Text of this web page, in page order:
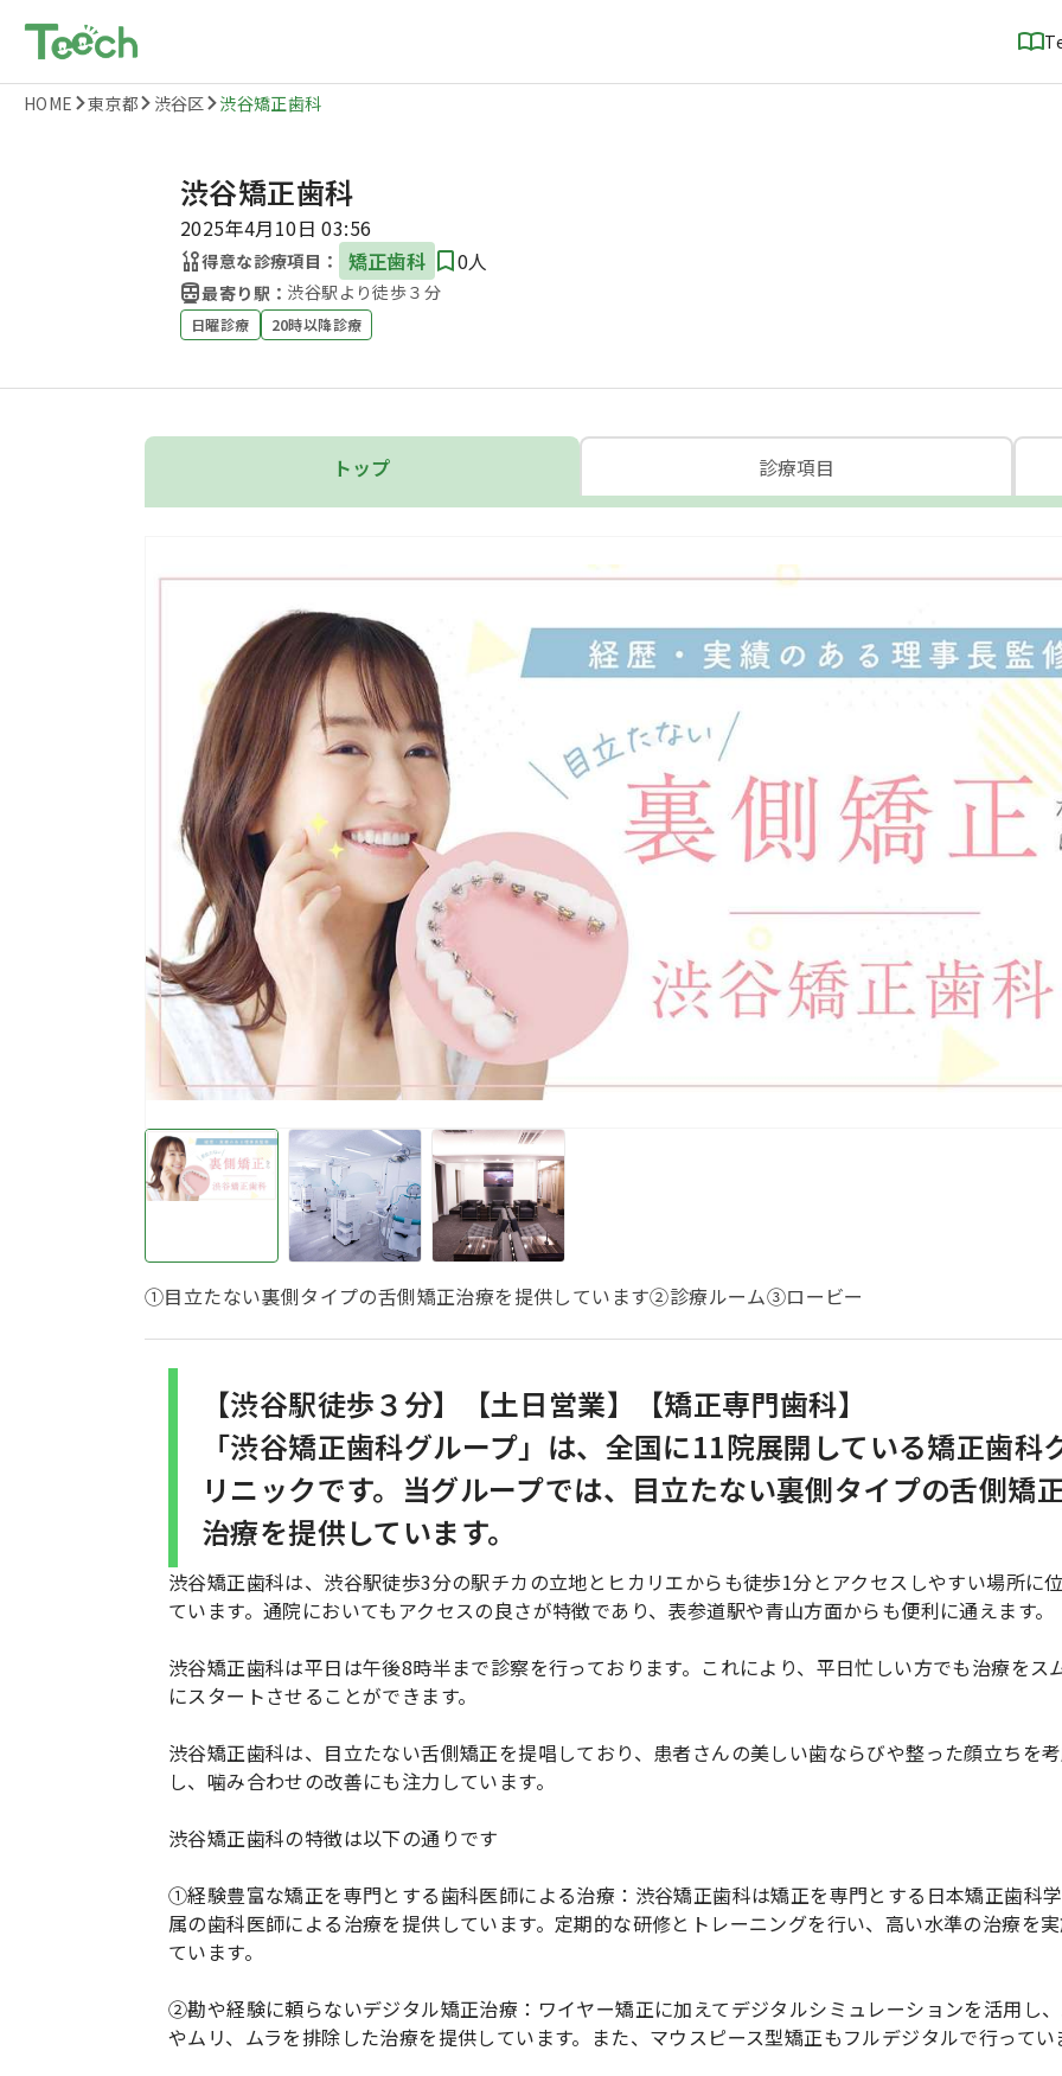
HOME 東京都 渋谷区 渋谷矯正歯科
渋谷矯正歯科
2025年4月10日 03:56
得意な診療項目： 矯正歯科 0人
最寄り駅： 渋谷駅より徒歩３分
日曜診療 20時以降診療
トップ 診療項目
①目立たない裏側タイプの舌側矯正治療を提供しています②診療ルーム③ロービー
【渋谷駅徒歩３分】【土日営業】【矯正専門歯科】
「渋谷矯正歯科グループ」は、全国に11院展開している矯正歯科
リニックです。当グループでは、目立たない裏側タイプの舌側矯
治療を提供しています。
渋谷矯正歯科は、渋谷駅徒歩3分の駅チカの立地とヒカリエからも徒歩1分とアクセスしやすい場所に
ています。通院においてもアクセスの良さが特徴であり、表参道駅や青山方面からも便利に通えます。
渋谷矯正歯科は平日は午後8時半まで診察を行っております。これにより、平日忙しい方でも治療をス
にスタートさせることができます。
渋谷矯正歯科は、目立たない舌側矯正を提唱しており、患者さんの美しい歯ならびや整った顔立ちを
し、噛み合わせの改善にも注力しています。
渋谷矯正歯科の特徴は以下の通りです
①経験豊富な矯正を専門とする歯科医師による治療：渋谷矯正歯科は矯正を専門とする日本矯正歯科
属の歯科医師による治療を提供しています。定期的な研修とトレーニングを行い、高い水準の治療を
ています。
②勘や経験に頼らないデジタル矯正治療：ワイヤー矯正に加えてデジタルシミュレーションを活用し
やムリ、ムラを排除した治療を提供しています。また、マウスピース型矯正もフルデジタルで行ってい